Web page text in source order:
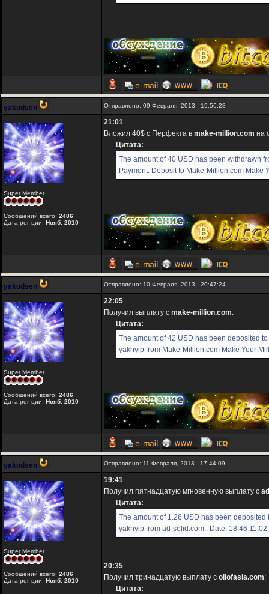
-----
yakodsen Отправлено: 09 Февраля, 2013 - 19:56:28
Super Member
Сообщений всего: 2486
Дата рег-ции: Нояб. 2010
21:01
Вложил 40$ с Перфекта в make-million.com на
Цитата:
The amount of 40 USD has been withdrawn
Payment. Deposit to Make-Million.com Make
-----
yakodsen Отправлено: 10 Февраля, 2013 - 20:47:24
Super Member
Сообщений всего: 2486
Дата рег-ции: Нояб. 2010
22:05
Получил выплату с make-million.com:
Цитата:
The amount of 42 USD has been deposited
yakhyip from Make-Million.com Make Your
-----
yakodsen Отправлено: 11 Февраля, 2013 - 17:44:09
Super Member
Сообщений всего: 2486
Дата рег-ции: Нояб. 2010
19:41
Получил пятнадцатую мгновенную выплату с
Цитата:
The amount of 1.26 USD has been
yakhyip from ad-solid.com.. Date: 18:46
20:35
Получил тринадцатую выплату с oilofasia.com:
Цитата: